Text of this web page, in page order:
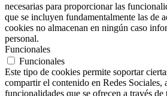
necesarias para proporcionar las
que se incluyen fundamentalmente las de
cookies no almacenan en ningún caso
personal.
Funcionales
Funcionales
Este tipo de cookies permite soportar
compartir el contenido en Redes Sociales,
funcionalidades que se ofrecen a través de